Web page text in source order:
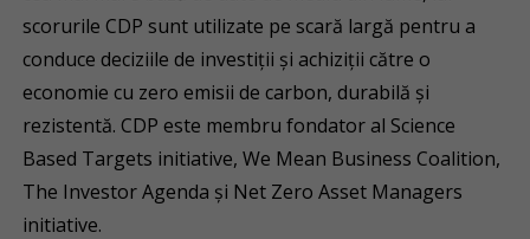
scorurile CDP sunt utilizate pe scară largă pentru a
conduce deciziile de investiții și achiziții către o
economie cu zero emisii de carbon, durabilă și
rezistentă. CDP este membru fondator al Science
Based Targets initiative, We Mean Business Coalition,
The Investor Agenda și Net Zero Asset Managers
initiative.